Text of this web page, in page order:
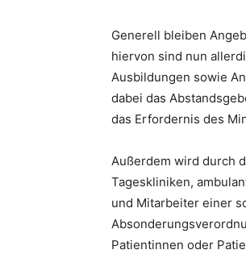
Generell bleiben
hiervon sind nun
Ausbildungen sowie
dabei das
das Erfordernis des
Außerdem wird durch
Tageskliniken,
und Mitarbeiter einer
Patientinnen oder